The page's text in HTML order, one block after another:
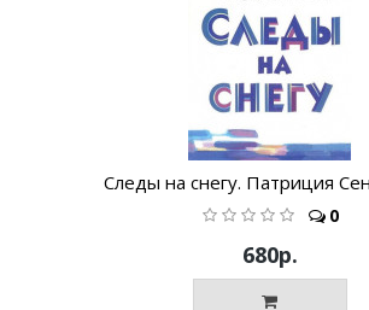
Следы на снегу. Патриция
0
680р.